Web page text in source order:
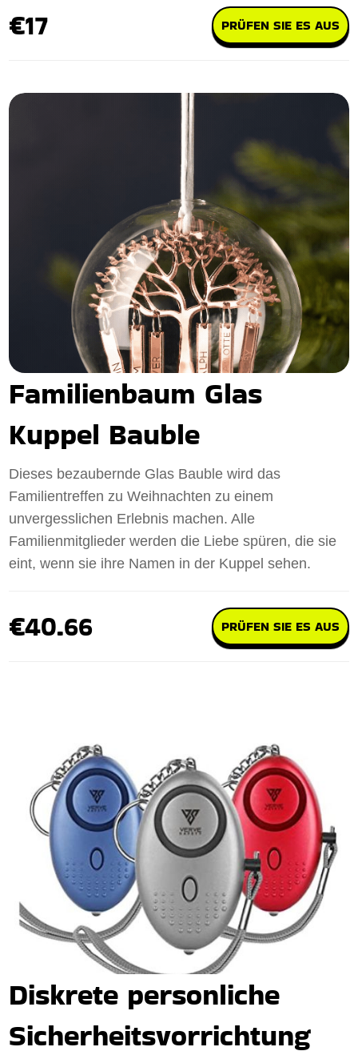
€17 PRÜFEN SIE ES AUS
Familienbaum Glas
Kuppel Bauble
Dieses bezaubernde Glas Bauble wird das
Familientreffen zu Weihnachten zu einem
unvergesslichen Erlebnis machen. Alle
Familienmitglieder werden die Liebe spüren, die sie
eint, wenn sie ihre Namen in der Kuppel sehen.
€40.66 PRÜFEN SIE ES AUS
Diskrete personliche
Sicherheitsvorrichtung